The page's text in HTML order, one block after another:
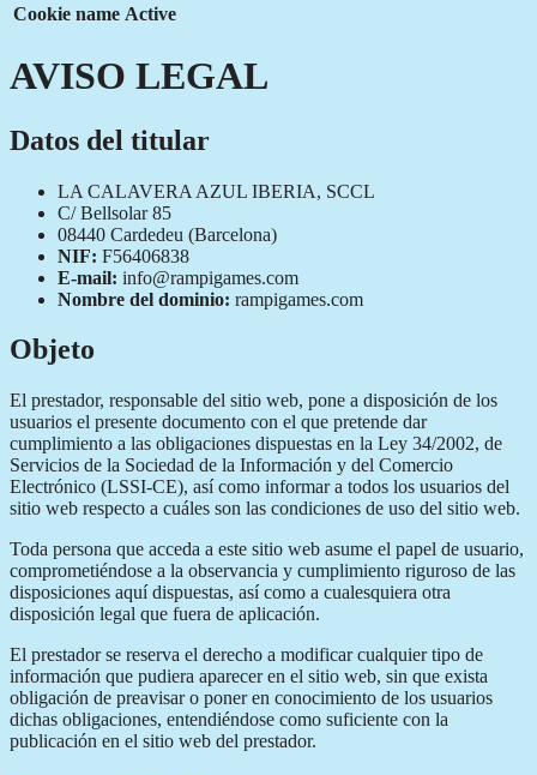
Cookie name Active
AVISO LEGAL
Datos del titular
LA CALAVERA AZUL IBERIA, SCCL
C/ Bellsolar 85
08440 Cardedeu (Barcelona)
NIF: F56406838
E-mail: info@rampigames.com
Nombre del dominio: rampigames.com
Objeto
El prestador, responsable del sitio web, pone a disposición de los
usuarios el presente documento con el que pretende dar
cumplimiento a las obligaciones dispuestas en la Ley 34/2002, de
Servicios de la Sociedad de la Información y del Comercio
Electrónico (LSSI-CE), así como informar a todos los usuarios del
sitio web respecto a cuáles son las condiciones de uso del sitio web.
Toda persona que acceda a este sitio web asume el papel de usuario,
comprometiéndose a la observancia y cumplimiento riguroso de las
disposiciones aquí dispuestas, así como a cualesquiera otra
disposición legal que fuera de aplicación.
El prestador se reserva el derecho a modificar cualquier tipo de
información que pudiera aparecer en el sitio web, sin que exista
obligación de preavisar o poner en conocimiento de los usuarios
dichas obligaciones, entendiéndose como suficiente con la
publicación en el sitio web del prestador.